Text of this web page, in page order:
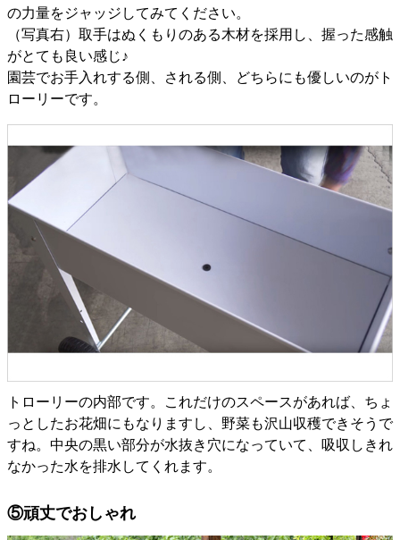
の力量をジャッジしてみてください。
（写真右）取手はぬくもりのある木材を採用し、握った感触
がとても良い感じ♪
園芸でお手入れする側、される側、どちらにも優しいのがト
ローリーです。
トローリーの内部です。これだけのスペースがあれば、ちょ
っとしたお花畑にもなりますし、野菜も沢山収穫できそうで
すね。中央の黒い部分が水抜き穴になっていて、吸収しきれ
なかった水を排水してくれます。
⑤頑丈でおしゃれ